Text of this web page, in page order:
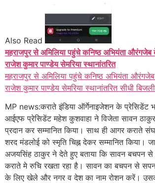
Also Read
महराजपुर से अमिलिया पहुंचे कनिष्ठ अभियंता
राजेश कुमार पाण्डेय सेमरिया स्थानांतरित
महराजपुर से अमिलिया पहुंचे कनिष्ठ अभियंता
राजेश कुमार पाण्डेय सेमरिया स्थानांतरित सीधी
MP news:कराते इंडिया ऑर्गेनाइजेशन के प्रेसिडेंट
आईएफ प्रेसिडेंट महेश कुशवाहा ने विजेता सावन
प्रदान कर सम्मानित किया। साथ ही आगर कराते
शरद मंडलोई को स्मृति चिह्न देकर सम्मानित किया।
अजयसिंह ठाकुर ने देते हुए बताया कि सावन बचपन से
कराते मे रुचि रखता रहा है। सावन का बचपन से
के लिए खेले और नगर व देश का नाम रोशन करें।